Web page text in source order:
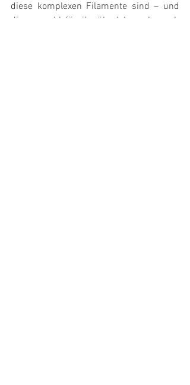
diese komplexen Filamente sind – und
dies sowohl für ihr überleben als auch